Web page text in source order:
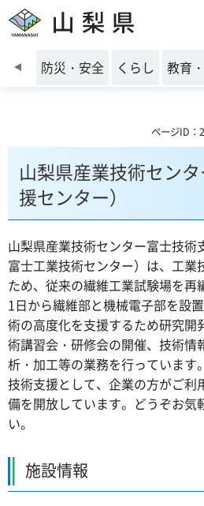
山梨県
前のスライドを表示
防災・安全 くらし 教育
ページID：
山梨県産業技術セン
援センター）
山梨県産業技術センター富士技術
富士工業技術センター）は、工業
ため、従来の繊維工業試験場を再
1日から繊維部と機械電子部を設
術の高度化を支援するため研究開
術講習会・研修会の開催、技術情
析・加工等の業務を行っています。
技術支援として、企業の方がご利
備を開放しています。どうぞお気
い。
施設情報